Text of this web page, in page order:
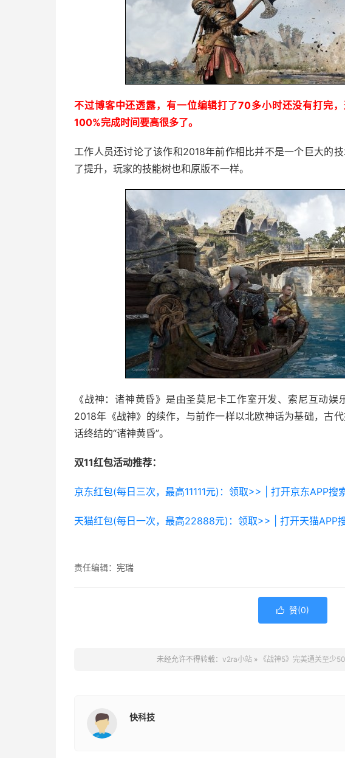
不过博客中还透露，有一位编辑打了70多小时还没有打完
100%完成时间要高很多了。
工作人员还讨论了该作和2018年前作相比并不是一个巨大的
了提升，玩家的技能树也和原版不一样。
《战神：诸神黄昏》是由圣莫尼卡工作室开发、索尼互动
2018年《战神》的续作，与前作一样以北欧神话为基础，古
话终结的“诸神黄昏”。
双11红包活动推荐：
京东红包(每日三次，最高11111元)：领取>> | 打开京东APP搜
天猫红包(每日一次，最高22888元)：领取>> | 打开天猫APP
责任编辑：宪瑞
 赞(0)
未经允许不得转载： v2ra小站» 《战神5》完美通关至少
快科技